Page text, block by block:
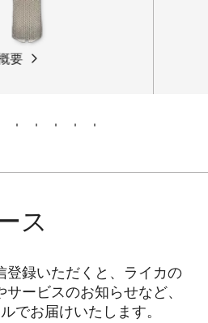
要
ス
登録いただくと、ライカの
ービスのお知らせなど、
でお届けいたします。